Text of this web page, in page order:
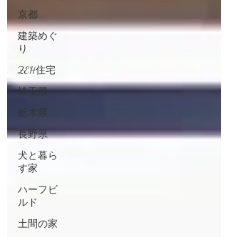
京都
建築めぐ
り
ZEH住宅
埼玉県
栃木県
長野県
犬と暮ら
す家
ハーフビ
ルド
土間の家